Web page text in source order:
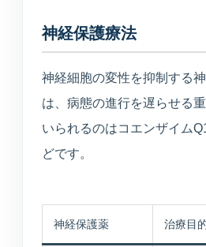
神経保護療法
神経細胞の変性を抑制する
は、病態の進行を遅らせる
いられるのはコエンザイム
どです。
神経保護薬 治療目